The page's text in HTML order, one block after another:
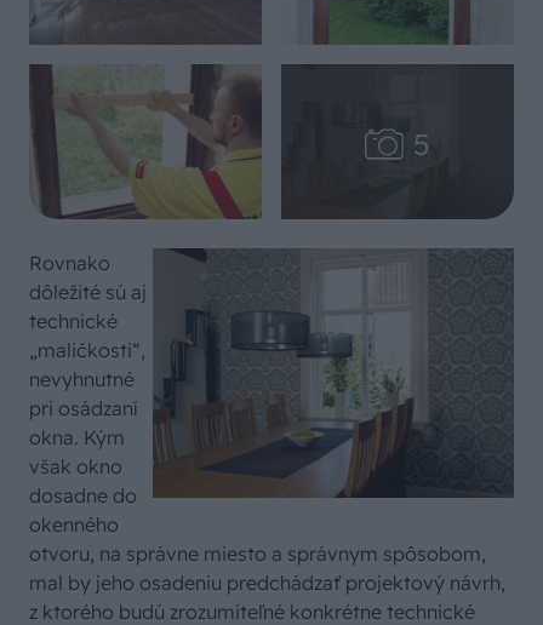
Rovnako
dôležité sú aj
technické
„maličkosti“,
nevyhnutné
pri osádzaní
okna. Kým
však okno
dosadne do
okenného
otvoru, na správne miesto a správnym spôsobom,
mal by jeho osadeniu predchádzať projektový návrh,
z ktorého budú zrozumiteľné konkrétne technické